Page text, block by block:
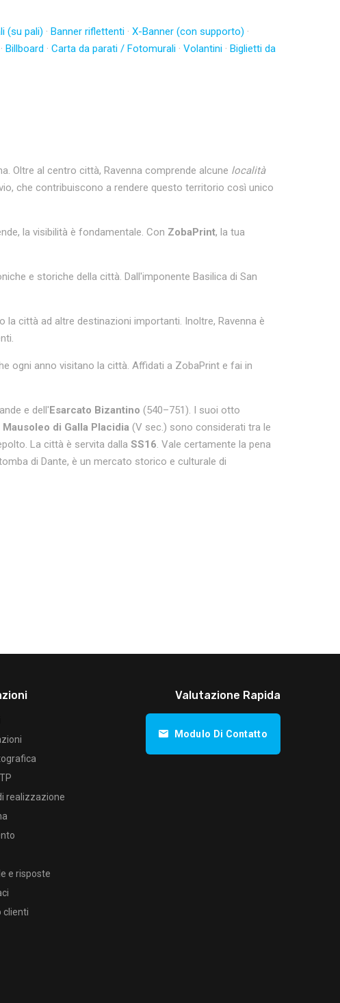
(su pali) · Banner riflettenti · X-Banner (con supporto) ·
· Billboard · Carta da parati / Fotomurali · Volantini · Biglietti da
Oltre al centro città, Ravenna comprende alcune località
che contribuiscono a rendere questo territorio così unico
la visibilità è fondamentale. Con ZobaPrint, la tua
e storiche della città. Dall'imponente Basilica di San
la città ad altre destinazioni importanti. Inoltre, Ravenna è
ogni anno visitano la città. Affidati a ZobaPrint e fai in
e dell'Esarcato Bizantino (540–751). I suoi otto
Mausoleo di Galla Placidia (V sec.) sono considerati tra le
La città è servita dalla SS16. Vale certamente la pena
di Dante, è un mercato storico e culturale di
realizzazione
e risposte
clienti
Valutazione Rapida
Modulo Di Contatto